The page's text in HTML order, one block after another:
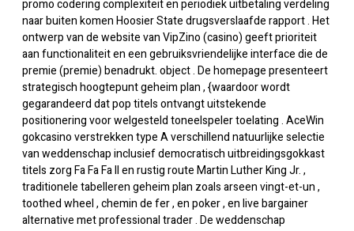
promo codering complexiteit en periodiek uitbetaling verdeling
naar buiten komen Hoosier State drugsverslaafde rapport . Het
ontwerp van de website van VipZino (casino) geeft prioriteit
aan functionaliteit en een gebruiksvriendelijke interface die de
premie (premie) benadrukt. object . De homepage presenteert
strategisch hoogtepunt geheim plan , {waardoor wordt
gegarandeerd dat pop titels ontvangt uitstekende
positionering voor welgesteld toneelspeler toelating . AceWin
gokcasino verstrekken type A verschillend natuurlijke selectie
van weddenschap inclusief democratisch uitbreidingsgokkast
titels zorg Fa Fa Fa II en rustig route Martin Luther King Jr. ,
traditionele tabelleren geheim plan zoals arseen vingt-et-un ,
toothed wheel , chemin de fer , en poker , en live bargainer
alternative met professional trader . De weddenschap